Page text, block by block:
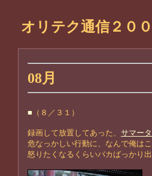
オリテク通信２０
08月
■ （８／３１）
録画して放置してあった、 サマー
危なっかしい行動に、なんで俺は
怒りたくなるくらいバカばっかり